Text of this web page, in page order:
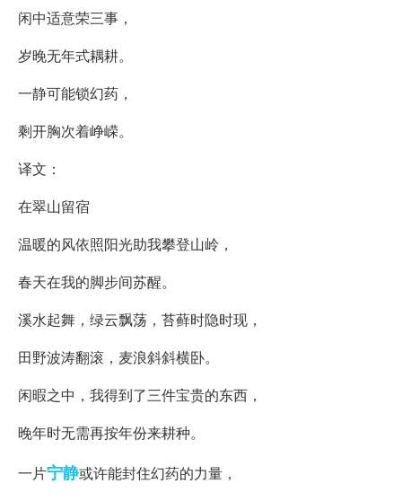
闲中适意荣三事，
岁晚无年式耦耕。
一静可能锁幻药，
剩开胸次着峥嵘。
译文：
在翠山留宿
温暖的风依照阳光助我攀登山岭，
春天在我的脚步间苏醒。
溪水起舞，绿云飘荡，苔藓时隐时现，
田野波涛翻滚，麦浪斜斜横卧。
闲暇之中，我得到了三件宝贵的东西，
晚年时无需再按年份来耕种。
一片宁静或许能封住幻药的力量，